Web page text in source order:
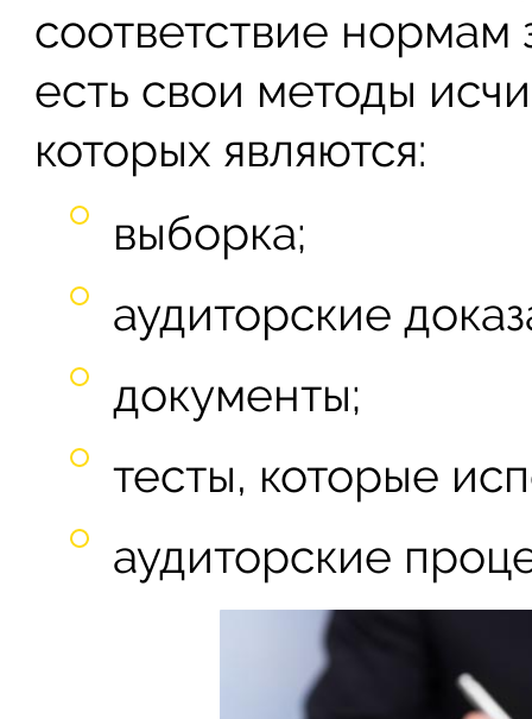
соответствие нормам
есть свои методы
которых являются:
выборка;
аудиторские
документы;
тесты, которые
аудиторские